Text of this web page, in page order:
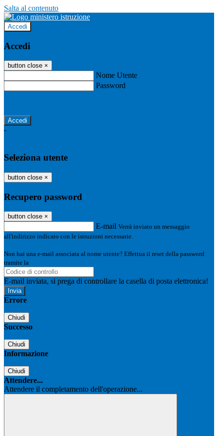
Salta al contenuto
Accedi
Accedi
button close ×
Nome Utente
Password
-
Seleziona utente
button close ×
Recupero password
button close ×
E-mail Verrà inviato un messaggio
all'indirizzo indicato con le istruzioni necessarie.
Non hai una e-mail associata al nome utente? Effettua il reset della password
tramite la
E-mail inviata, si prega di controllare la casella di posta elettronica!
Errore
Chiudi
Successo
Chiudi
Informazione
Chiudi
Attendere...
Attendere il completamento dell'operazione...